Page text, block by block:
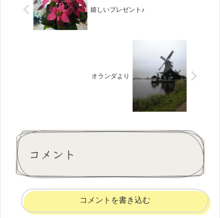
嬉しいプレゼント♪
オランダより
コメント
コメントを書き込む